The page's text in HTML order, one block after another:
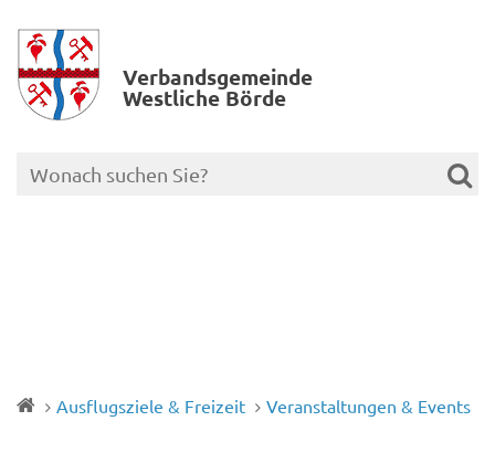
Verbands­gemeinde
Westliche Börde
Ausflugsziele & Freizeit Veranstaltungen & Events